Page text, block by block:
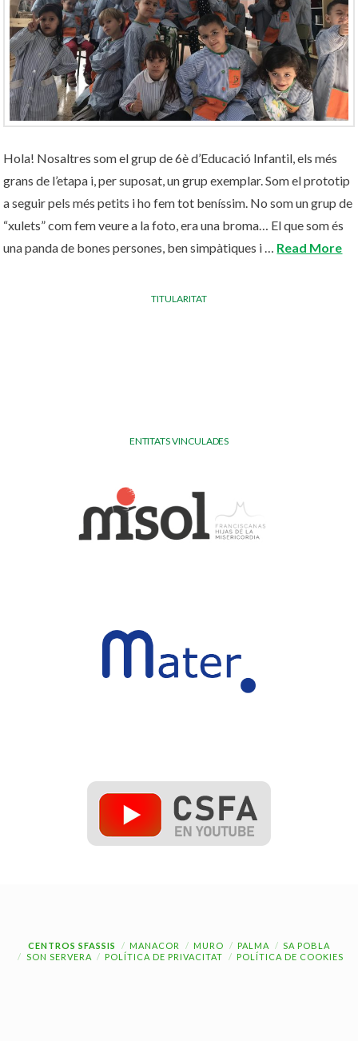
Hola! Nosaltres som el grup de 6è d’Educació Infantil, els més
grans de l’etapa i, per suposat, un grup exemplar. Som el prototip
a seguir pels més petits i ho fem tot beníssim. No som un grup de
“xulets” com fem veure a la foto, era una broma… El que som és
una panda de bones persones, ben simpàtiques i … Read More
TITULARITAT
ENTITATS VINCULADES
CENTROS SFASSIS MANACOR MURO PALMA
SA POBLA
SON SERVERA
POLÍTICA DE PRIVACITAT POLÍTICA DE COOKIES